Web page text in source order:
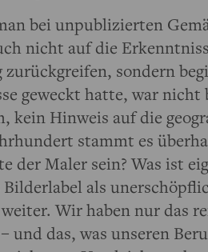
bei unpublizierten
nicht auf die
zurückgreifen, sondern
geweckt hatte, war nicht
kein Hinweis auf die
stammt es
der Maler sein? Was ist
als
Wir haben nur das
und das, was unseren